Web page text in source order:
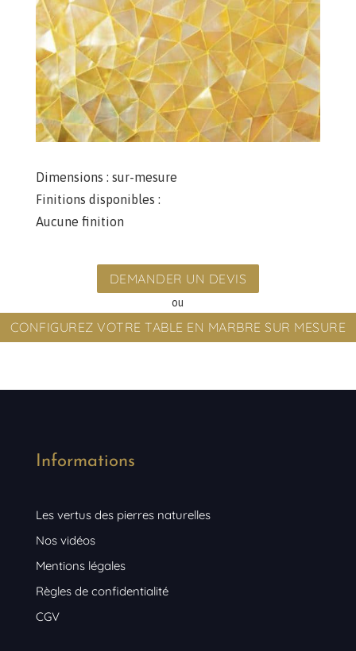
Dimensions : sur-mesure
Finitions disponibles :
Aucune finition
DEMANDER UN DEVIS
ou
CONFIGUREZ VOTRE TABLE EN MARBRE SUR MESURE
Informations
Les vertus des pierres naturelles
Nos vidéos
Mentions légales
Règles de confidentialité
CGV